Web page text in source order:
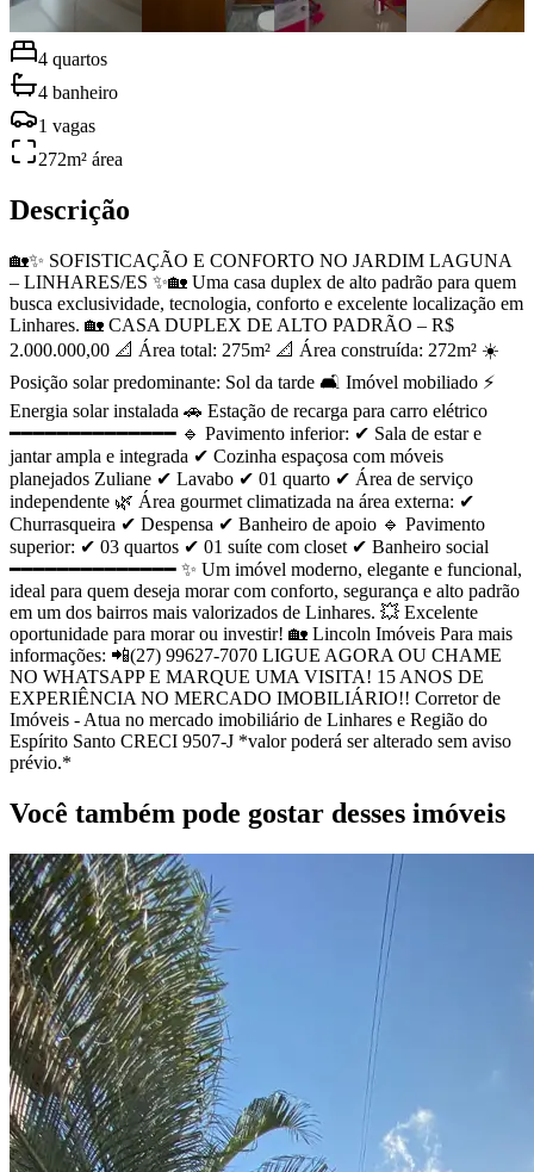
4 quartos
4 banheiro
1 vagas
272m² área
Descrição
🏡✨ SOFISTICAÇÃO E CONFORTO NO JARDIM LAGUNA
– LINHARES/ES ✨🏡 Uma casa duplex de alto padrão para quem
busca exclusividade, tecnologia, conforto e excelente localização em
Linhares. 🏡 CASA DUPLEX DE ALTO PADRÃO – R$
2.000.000,00 📐 Área total: 275m² 📐 Área construída: 272m² ☀️
Posição solar predominante: Sol da tarde 🛋 Imóvel mobiliado ⚡
Energia solar instalada 🚗 Estação de recarga para carro elétrico
━━━━━━━━━━━━━━ 🔹 Pavimento inferior: ✔ Sala de estar e
jantar ampla e integrada ✔ Cozinha espaçosa com móveis
planejados Zuliane ✔ Lavabo ✔ 01 quarto ✔ Área de serviço
independente 🌿 Área gourmet climatizada na área externa: ✔
Churrasqueira ✔ Despensa ✔ Banheiro de apoio 🔹 Pavimento
superior: ✔ 03 quartos ✔ 01 suíte com closet ✔ Banheiro social
━━━━━━━━━━━━━━ ✨ Um imóvel moderno, elegante e funcional,
ideal para quem deseja morar com conforto, segurança e alto padrão
em um dos bairros mais valorizados de Linhares. 💥 Excelente
oportunidade para morar ou investir! 🏡 Lincoln Imóveis Para mais
informações: 📲(27) 99627-7070 LIGUE AGORA OU CHAME
NO WHATSAPP E MARQUE UMA VISITA! 15 ANOS DE
EXPERIÊNCIA NO MERCADO IMOBILIÁRIO!! Corretor de
Imóveis - Atua no mercado imobiliário de Linhares e Região do
Espírito Santo CRECI 9507-J *valor poderá ser alterado sem aviso
prévio.*
Você também pode gostar desses imóveis